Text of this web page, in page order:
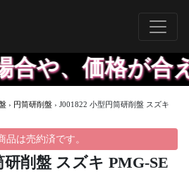
価格が合え
› 円筒研削盤 › J001822 小型円筒研削盤 スズキ
品は売約済です。
研削盤 スズキ PMG-SE